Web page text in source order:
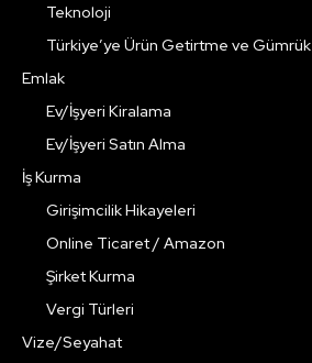
Teknoloji
Türkiye’ye Ürün Getirtme ve Gümrük
Emlak
Ev/İşyeri Kiralama
Ev/İşyeri Satın Alma
İş Kurma
Girişimcilik Hikayeleri
Online Ticaret / Amazon
Şirket Kurma
Vergi Türleri
Vize/Seyahat